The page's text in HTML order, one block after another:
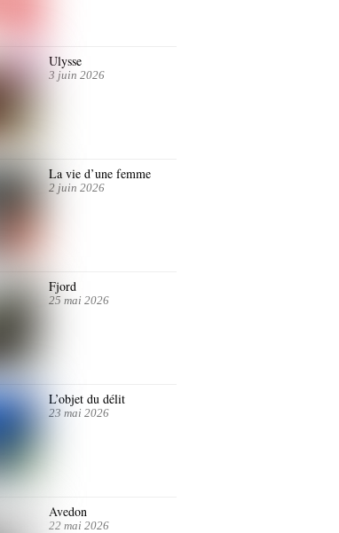
Ulysse
3 juin 2026
La vie d’une femme
2 juin 2026
Fjord
25 mai 2026
L’objet du délit
23 mai 2026
Avedon
22 mai 2026